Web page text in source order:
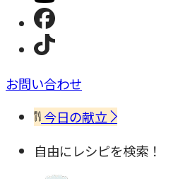
お問い合わせ
今日の献立
自由にレシピを検索！